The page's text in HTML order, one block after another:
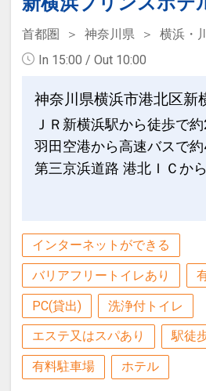
首都圏 神奈川県 横浜・
In 15:00 / Out 10:00
神奈川県横浜市港北区新
ＪＲ新横浜駅から徒歩で
羽田空港から高速バスで
第三京浜道路 港北ＩＣか
インターネットができる
バリアフリートイレあり
PC(貸出) 洗浄付トイレ
エステ又はスパあり 駅徒
有料駐車場 ホテル